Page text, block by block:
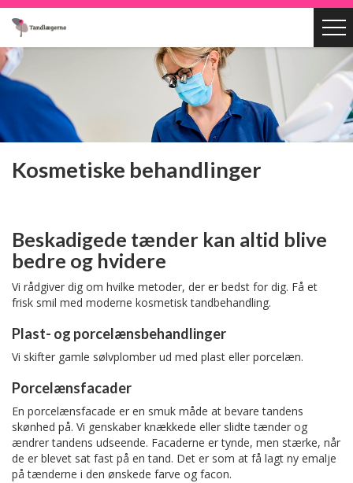
Kosmetiske behandlinger
Beskadigede tænder kan altid blive
bedre og hvidere
Vi rådgiver dig om hvilke metoder, der er bedst for dig. Få et
frisk smil med moderne kosmetisk tandbehandling.
Plast- og porcelænsbehandlinger
Vi skifter gamle sølvplomber ud med plast eller porcelæn.
Porcelænsfacader
En porcelænsfacade er en smuk måde at bevare tandens
skønhed på. Vi genskaber knækkede eller slidte tænder og
ændrer tandens udseende. Facaderne er tynde, men stærke, når
de er blevet sat fast på en tand. Det er som at få lagt ny emalje
på tænderne i den ønskede farve og facon.